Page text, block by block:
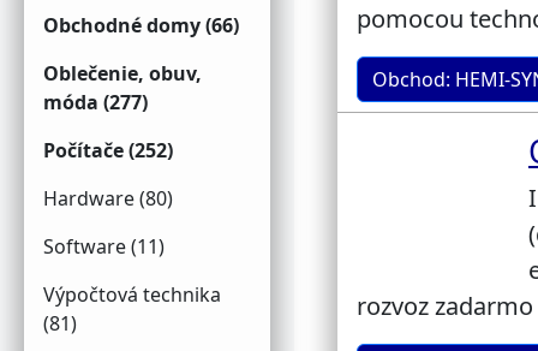
Obchodné domy (66)
Oblečenie, obuv,
móda (277)
Počítače (252)
Hardware (80)
Software (11)
Výpočtová technika
(81)
pomocou
Obchod: HEMI-
rozvoz zadarmo